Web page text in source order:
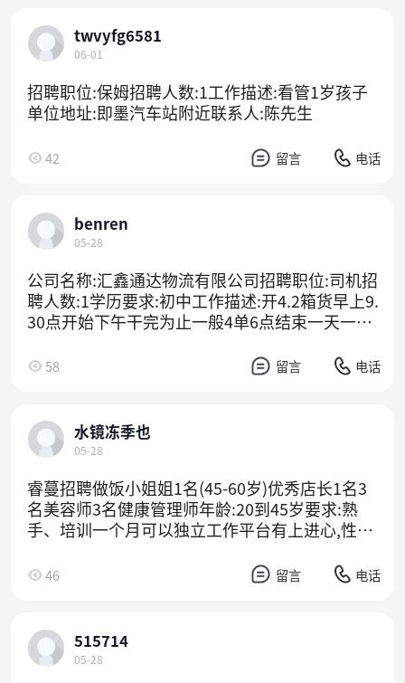
（kg）主要下游平台ebay,亚马逊,wish,速卖通,独
立站,LAZADA主要销售地区非洲,欧洲,南美,东南
跨境出口专供货源是是否有电话拨号功能否规格
WIFI+2G【美规】,WIFI+2G【欧规】,WIFI+2G
电源】,WiFi+4G【欧版-英规电源】,WiFi+4G【美
版-美规电源】,4G+WiFi【澳版-美规电源】,4G+W
源】,P10-红外探测器/单个,D10-门磁/单个,R10-
遥控器/单个,RFID Card/单个手机APP涂鸦方案AP
密码保护
twvyfg6581
06-01
招聘职位:保姆招聘人数:1工作描述:看管1岁孩子
单位地址:即墨汽车站附近联系人:陈先生
42 留言 电话
benren
05-28
公司名称:汇鑫通达物流有限公司招聘职位:司机招
聘人数:1学历要求:初中工作描述:开4.2箱货早上9.
30点开始下午干完为止一般4单6点结束一天一趟
6号58 留言 电话
水镜冻季也
05-28
睿蔓招聘做饭小姐姐1名(45-60岁)优秀店长1名3
名美容师3名健康管理师年龄:20到45岁要求:熟
手、培训一个月可以独立工作平台有上进心,性格
46 留言 电话
515714
05-28